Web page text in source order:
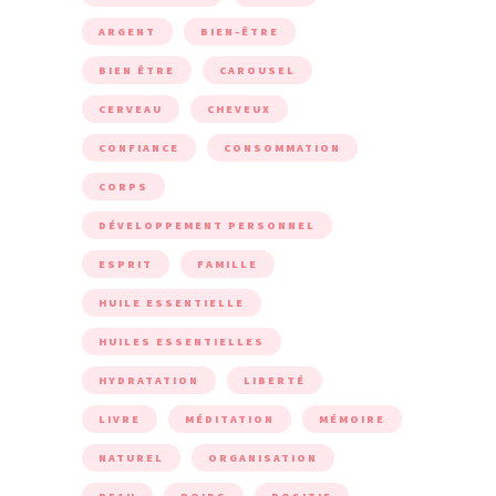
ARGENT BIEN-ÊTRE
BIEN ÊTRE CAROUSEL
CERVEAU CHEVEUX
CONFIANCE CONSOMMATION
CORPS
DÉVELOPPEMENT PERSONNEL
ESPRIT FAMILLE
HUILE ESSENTIELLE
HUILES ESSENTIELLES
HYDRATATION LIBERTÉ
LIVRE MÉDITATION MÉMOIRE
NATUREL ORGANISATION